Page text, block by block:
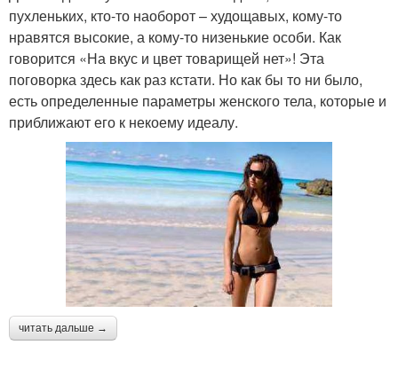
пухленьких, кто-то наоборот – худощавых, кому-то
нравятся высокие, а кому-то низенькие особи. Как
говорится «На вкус и цвет товарищей нет»! Эта
поговорка здесь как раз кстати. Но как бы то ни было,
есть определенные параметры женского тела, которые и
приближают его к некоему идеалу.
читать дальше →